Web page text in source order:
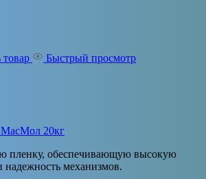
Быстрый просмотр
МасМол 20кг
пленку, обеспечивающую высокую
надежность механизмов.